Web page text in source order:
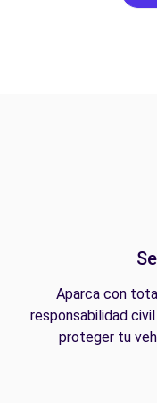
Aparca con
responsabilidad
proteger tu